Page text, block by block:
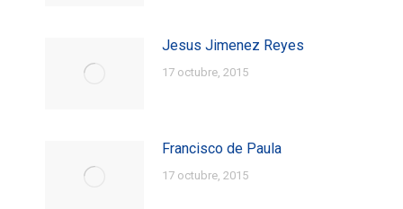
Jesus Jimenez Reyes
17 octubre, 2015
Francisco de Paula
17 octubre, 2015